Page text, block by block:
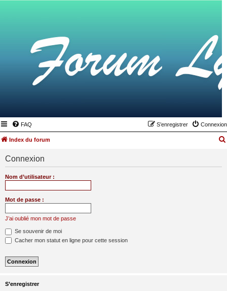
FAQ Connexion
S’enregistrer
Index du forum
Connexion
Nom d’utilisateur :
Mot de passe :
J’ai oublié mon mot de passe
Se souvenir de moi
Cacher mon statut en ligne pour cette session
S’enregistrer